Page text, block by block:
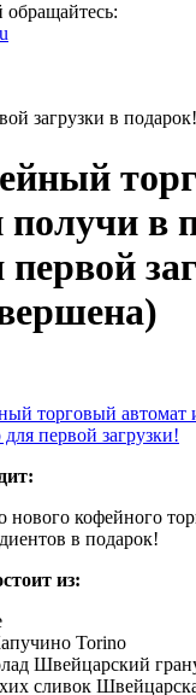
обращайтесь:
загрузки в подарок!
получи в
кофейного
в подарок!
из:
Torino
Швейцарский
сливок